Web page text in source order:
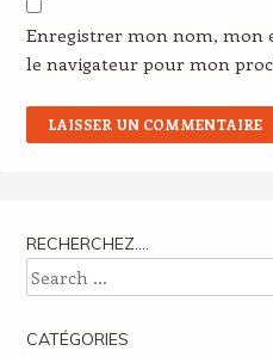
Enregistrer mon nom, mon
le navigateur pour mon
RECHERCHEZ….
Search
CATÉGORIES